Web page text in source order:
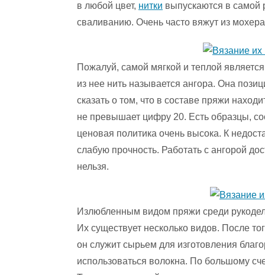
в любой цвет, нитки выпускаются в самой
сваливанию. Очень часто вяжут из
Пожалуй, самой мягкой и теплой
из нее нить называется ангора. Она
сказать о том, что в составе пряжи
не превышает цифру 20. Есть образцы,
ценовая политика очень высока. К
слабую прочность. Работать с ангорой
нельзя.
Излюбленным видом пряжи среди
Их существует несколько видов. После
он служит сырьем для изготовления
использоваться волокна. По большому